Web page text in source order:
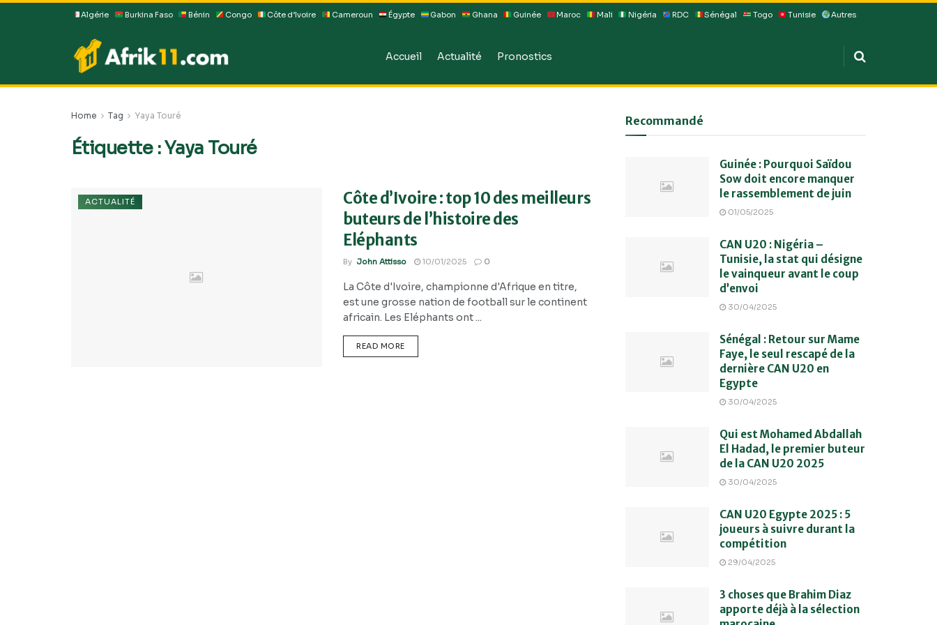
Algérie Burkina Faso Bénin Congo Côte d’Ivoire Cameroun Égypte Gabon Ghana Guinée Maroc Mali Nigéria RDC Sénégal Togo Tunisie Autres
Accueil Actualité Pronostics
Home Tag Yaya Touré
Étiquette :Yaya Touré
ACTUALITÉ
Côte d’Ivoire : top 10 des meilleurs
buteurs de l’histoire des
Eléphants
By John Attisso 10/01/2025 0
La Côte d'Ivoire, championne d'Afrique en titre,
est une grosse nation de football sur le continent
africain. Les Eléphants ont ...
READ MORE
Recommandé
Guinée : Pourquoi Saïdou
Sow doit encore manquer
le rassemblement de juin
01/05/2025
CAN U20 : Nigéria –
Tunisie, la stat qui désigne
le vainqueur avant le coup
d’envoi
30/04/2025
Sénégal : Retour sur Mame
Faye, le seul rescapé de la
dernière CAN U20 en
Egypte
30/04/2025
Qui est Mohamed Abdallah
El Hadad, le premier buteur
de la CAN U20 2025
30/04/2025
CAN U20 Egypte 2025 : 5
joueurs à suivre durant la
compétition
29/04/2025
3 choses que Brahim Diaz
apporte déjà à la sélection